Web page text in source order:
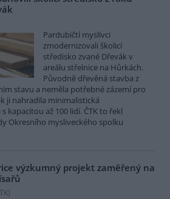
Pardubičtí myslivci
zmodernizovali školicí
středisko zvané Dřevák v
areálu střelnice na Hůrkách.
Původně dřevěná stavba z
stavu a neměla potřebné zázemí pro
ji nahradila minimalistická
kapacitou až 100 lidí. ČTK to řekl
Okresního mysliveckého spolku
výzkumný projekt zaměřený na
)